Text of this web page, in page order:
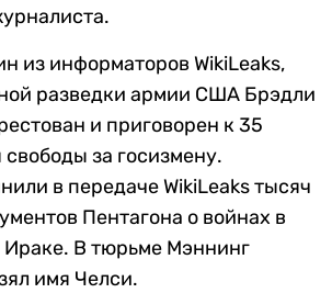
из информаторов WikiLeaks,
разведки армии США Брэдли
и приговорен к 35
за госизмену.
в передаче WikiLeaks тысяч
Пентагона о войнах в
Ираке. В тюрьме Мэннинг
имя Челси.